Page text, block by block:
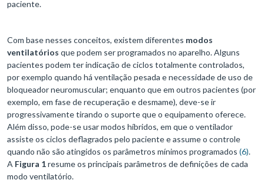
paciente.
Com base nesses conceitos, existem diferentes modos
ventilatórios que podem ser programados no aparelho. Alguns
pacientes podem ter indicação de ciclos totalmente controlados,
por exemplo quando há ventilação pesada e necessidade de uso de
bloqueador neuromuscular; enquanto que em outros pacientes (por
exemplo, em fase de recuperação e desmame), deve-se ir
progressivamente tirando o suporte que o equipamento oferece.
Além disso, pode-se usar modos híbridos, em que o ventilador
assiste os ciclos deflagrados pelo paciente e assume o controle
quando não são atingidos os parâmetros mínimos programados (6).
A Figura 1resume os principais parâmetros de definições de cada
modo ventilatório.